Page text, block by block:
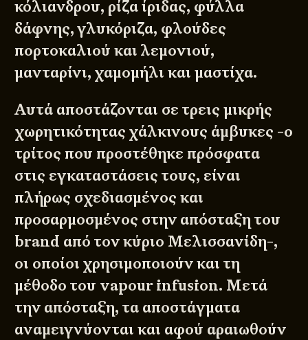
κόλιανδρου, ρίζα ίριδας, φύλλα
δάφνης, γλυκόριζα, φλούδες
πορτοκαλιού και λεμονιού,
μανταρίνι, χαμομήλι και μαστίχα.
Αυτά αποστάζονται σε τρεις μικρής
χωρητικότητας χάλκινους άμβυκες -ο
τρίτος που προστέθηκε πρόσφατα
στις εγκαταστάσεις τους, είναι
πλήρως σχεδιασμένος και
προσαρμοσμένος στην απόσταξη του
brand από τον κύριο Μελισσανίδη-,
οι οποίοι χρησιμοποιούν και τη
μέθοδο του vapour infusion. Μετά
την απόσταξη, τα αποστάγματα
αναμειγνύονται και αφού αραιωθούν